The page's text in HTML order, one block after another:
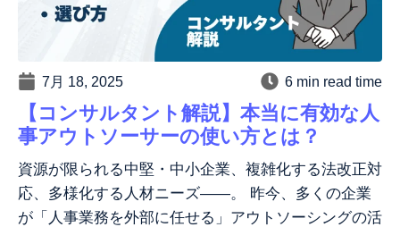
7月 18, 2025 6 min read time
【コンサルタント解説】本当に有効な人
事アウトソーサーの使い方とは？
資源が限られる中堅・中小企業、複雑化する法改正対
応、多様化する人材ニーズ——。 昨今、多くの企業
が「人事業務を外部に任せる」アウトソーシングの活